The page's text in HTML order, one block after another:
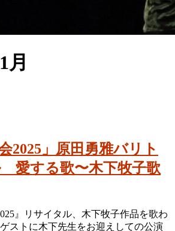
月
2025」原田勇雅バリト
愛する歌〜木下牧子歌
』リサイタル、木下牧子作品を歌わ
ストに木下先生をお迎えしての公演